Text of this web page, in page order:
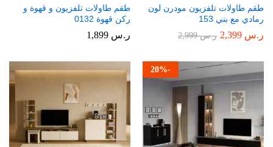
طقم طاولات تلفزيون مودرن لون
رمادي مع بني 153
ر.س ر.س2,999
طقم طاولات تلفزيون و قهوة و
ركن قهوة 0132
ر.س
-
20%